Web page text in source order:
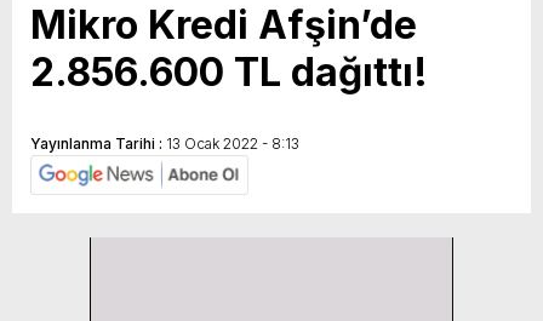
Mikro Kredi Afşin’de
2.856.600 TL dağıttı!
Yayınlanma Tarihi : 13 Ocak 2022 - 8:13